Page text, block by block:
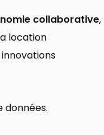
collaborative,
location